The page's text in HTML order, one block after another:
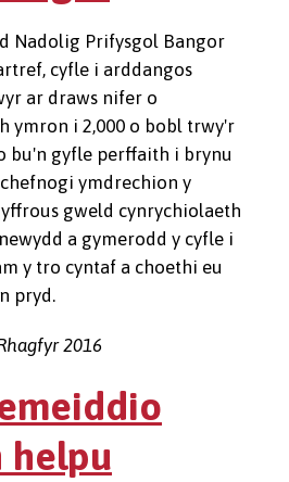
Nadolig Prifysgol Bangor
cyfle i arddangos
ar draws nifer o
ymron i 2,000 o bobl trwy'r
bu'n gyfle perffaith i brynu
ymdrechion y
gweld cynrychiolaeth
a gymerodd y cyfle i
y tro cyntaf a choethi eu
pryd.
2016
helpu